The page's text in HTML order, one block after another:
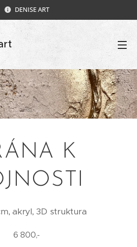
DENISE ART
K
akryl, 3D struktura
6 800,-